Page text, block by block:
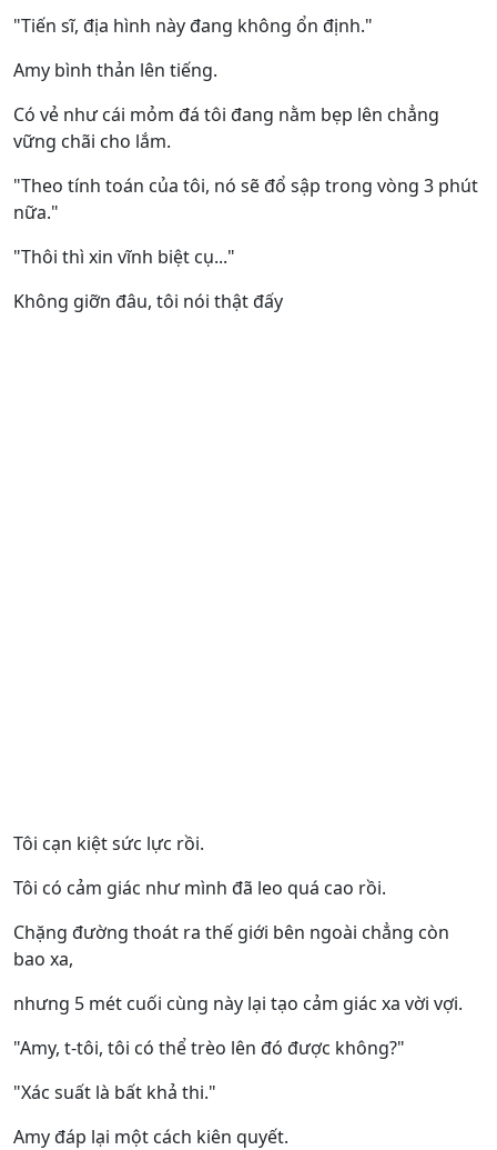
"Tiến sĩ, địa hình này đang không ổn định."
Amy bình thản lên tiếng.
Có vẻ như cái mỏm đá tôi đang nằm bẹp lên chẳng
vững chãi cho lắm.
"Theo tính toán của tôi, nó sẽ đổ sập trong vòng 3 phút
nữa."
"Thôi thì xin vĩnh biệt cụ..."
Không giỡn đâu, tôi nói thật đấy
Tôi cạn kiệt sức lực rồi.
Tôi có cảm giác như mình đã leo quá cao rồi.
Chặng đường thoát ra thế giới bên ngoài chẳng còn
bao xa,
nhưng 5 mét cuối cùng này lại tạo cảm giác xa vời vợi.
"Amy, t-tôi, tôi có thể trèo lên đó được không?"
"Xác suất là bất khả thi."
Amy đáp lại một cách kiên quyết.